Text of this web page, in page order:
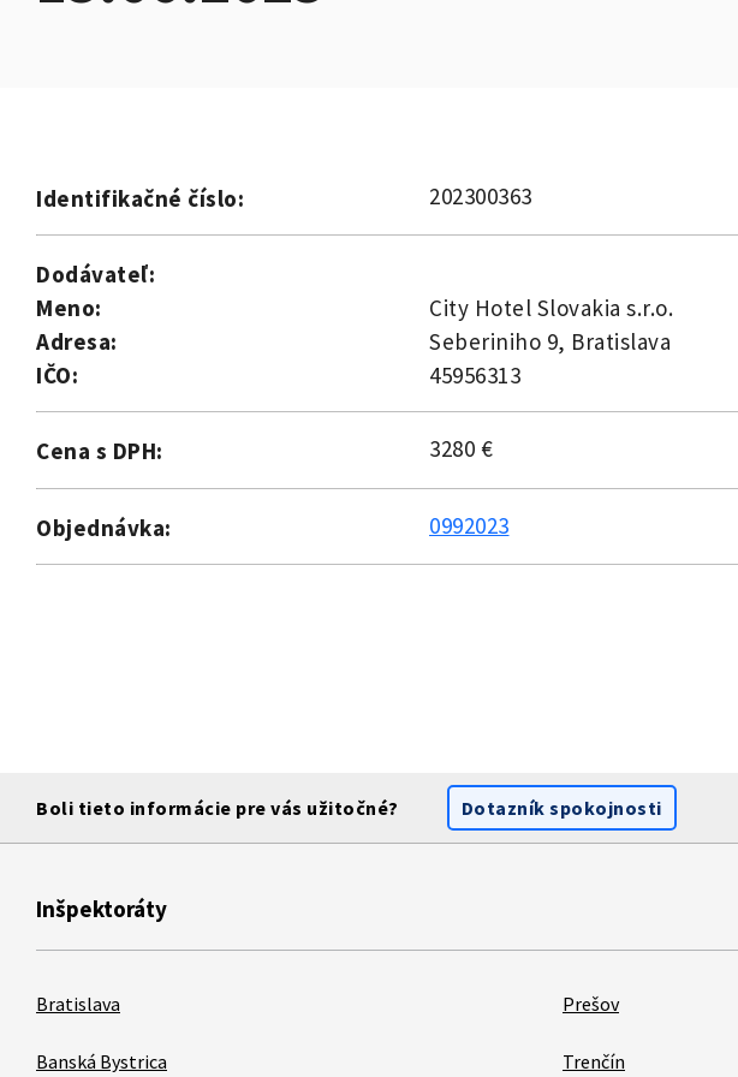
Identifikačné číslo: 202300363
Dodávateľ:
Meno:
City Hotel Slovakia s.r.o.
Adresa:
Seberiniho 9, Bratislava
IČO:
45956313
Cena s DPH: 3280 €
Objednávka: 0992023
Boli tieto informácie pre vás užitočné? Dotazník spokojnosti
Inšpektoráty
Bratislava
Banská Bystrica
Prešov
Trenčín